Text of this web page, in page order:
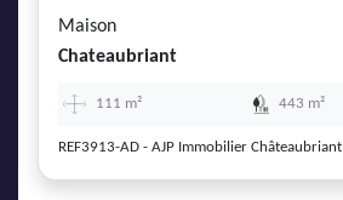
Maison
Chateaubriant
111 m² 443 m²
REF3913-AD - AJP Immobilier Châteaubriant